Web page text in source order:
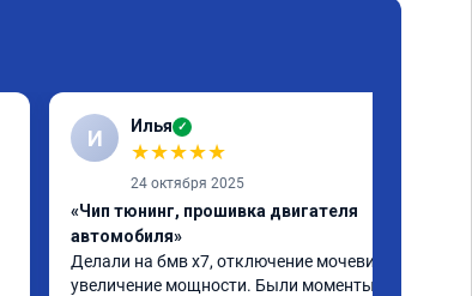
И Илья ✓
★★★★★
24 октября 2025
«Чип тюнинг, прошивка двигателя
автомобиля»
Делали на бмв х7, отключение мочевины и
увеличение мощности. Были моменты, но